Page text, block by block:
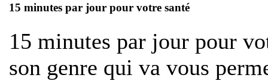
15 minutes par jour pour votre santé
15 minutes par jour pour
son genre qui va vous